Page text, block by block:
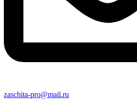
zaschita-pro@mail.ru